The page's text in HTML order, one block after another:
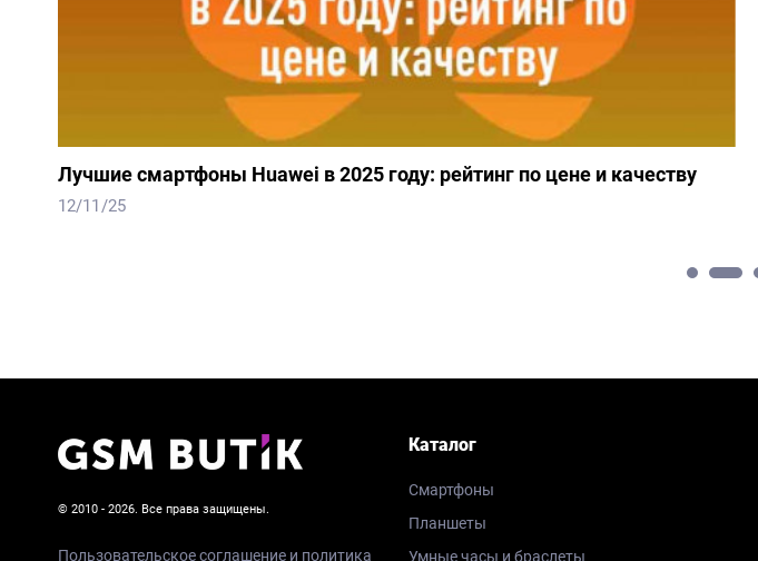
Лучшие смартфоны Huawei в 2025 году: рейтинг по цене и качеству
12/11/25
© 2010 - 2026. Все права защищены.
Пользовательское соглашение и политика
Каталог
Смартфоны
Планшеты
Умные часы и браслеты